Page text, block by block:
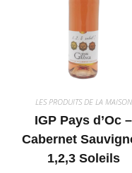
LES PRODUITS DE LA MAISON
IGP Pays d’Oc –
Cabernet
1,2,3 Soleils